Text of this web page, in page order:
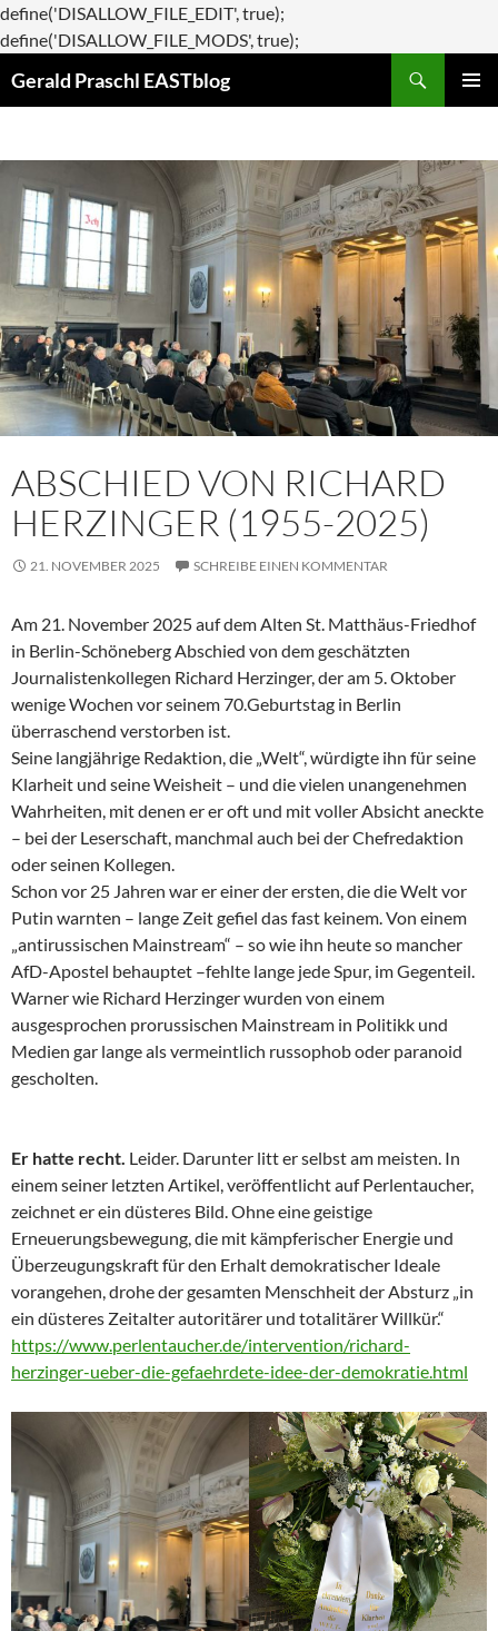
define('DISALLOW_FILE_EDIT', true);
define('DISALLOW_FILE_MODS', true);
Gerald Praschl EASTblog
ABSCHIED VON RICHARD
HERZINGER (1955-2025)
21. NOVEMBER 2025 SCHREIBE EINEN KOMMENTAR
Am 21. November 2025 auf dem Alten St. Matthäus-Friedhof
in Berlin-Schöneberg Abschied von dem geschätzten
Journalistenkollegen Richard Herzinger, der am 5. Oktober
wenige Wochen vor seinem 70.Geburtstag in Berlin
überraschend verstorben ist.
Seine langjährige Redaktion, die „Welt“, würdigte ihn für seine
Klarheit und seine Weisheit – und die vielen unangenehmen
Wahrheiten, mit denen er er oft und mit voller Absicht aneckte
– bei der Leserschaft, manchmal auch bei der Chefredaktion
oder seinen Kollegen.
Schon vor 25 Jahren war er einer der ersten, die die Welt vor
Putin warnten – lange Zeit gefiel das fast keinem. Von einem
„antirussischen Mainstream“ – so wie ihn heute so mancher
AfD-Apostel behauptet –fehlte lange jede Spur, im Gegenteil.
Warner wie Richard Herzinger wurden von einem
ausgesprochen prorussischen Mainstream in Politikk und
Medien gar lange als vermeintlich russophob oder paranoid
gescholten.
Er hatte recht. Leider. Darunter litt er selbst am meisten. In
einem seiner letzten Artikel, veröffentlicht auf Perlentaucher,
zeichnet er ein düsteres Bild. Ohne eine geistige
Erneuerungsbewegung, die mit kämpferischer Energie und
Überzeugungskraft für den Erhalt demokratischer Ideale
vorangehen, drohe der gesamten Menschheit der Absturz „in
ein düsteres Zeitalter autoritärer und totalitärer Willkür.“
https://www.perlentaucher.de/intervention/richard-
herzinger-ueber-die-gefaehrdete-idee-der-demokratie.html